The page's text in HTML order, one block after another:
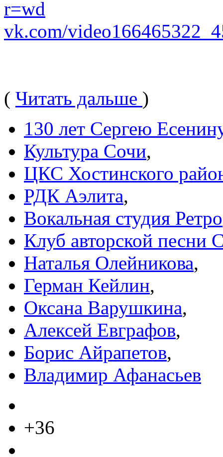
r=wd
vk.com/
( Читать дальше )
130 лет Сергею
Культура Сочи,
ЦКС Хостинского
РДК Аэлита,
Вокальная студия Ретро
Клуб авторской песни
Наталья Олейникова,
Герман Кейлин,
Оксана Варушкина,
Алексей Евграфов,
Борис Айрапетов,
Владимир Афанасьев
+36